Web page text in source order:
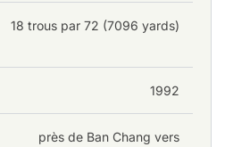
18 trous par 72 (7096 yards)
1992
près de Ban Chang vers